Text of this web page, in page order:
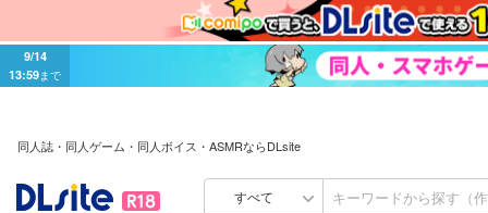
9/14
13:59まで
同人誌・同人ゲーム・同人ボイス・ASMRならDLsite
すべて